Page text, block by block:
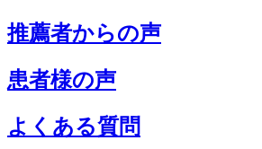
推薦者からの声
患者様の声
よくある質問